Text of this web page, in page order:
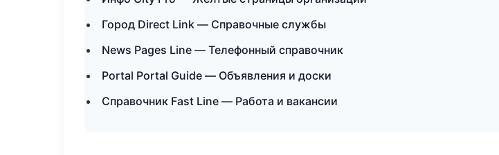
Город Direct Link — Справочные службы
News Pages Line — Телефонный справочник
Portal Portal Guide — Объявления и доски
Справочник Fast Line — Работа и вакансии